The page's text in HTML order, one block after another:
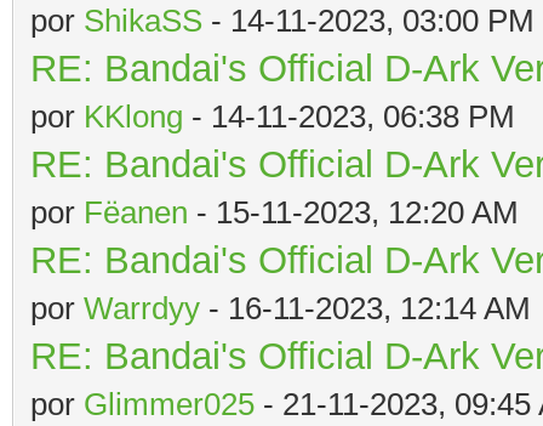
por ShikaSS - 14-11-2023, 03:00 PM
RE: Bandai's Official D-Ark
por KKlong - 14-11-2023, 06:38 PM
RE: Bandai's Official D-Ark
por Fëanen - 15-11-2023, 12:20 AM
RE: Bandai's Official D-Ark
por Warrdyy - 16-11-2023, 12:14 AM
RE: Bandai's Official D-Ark
por Glimmer025 - 21-11-2023, 09:45